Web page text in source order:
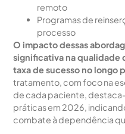
remoto
Programas de
processo
O impacto dessas
significativa na qualidade
taxa de sucesso no longo
tratamento, com foco na
de cada paciente,
práticas em 2026,
combate à dependência